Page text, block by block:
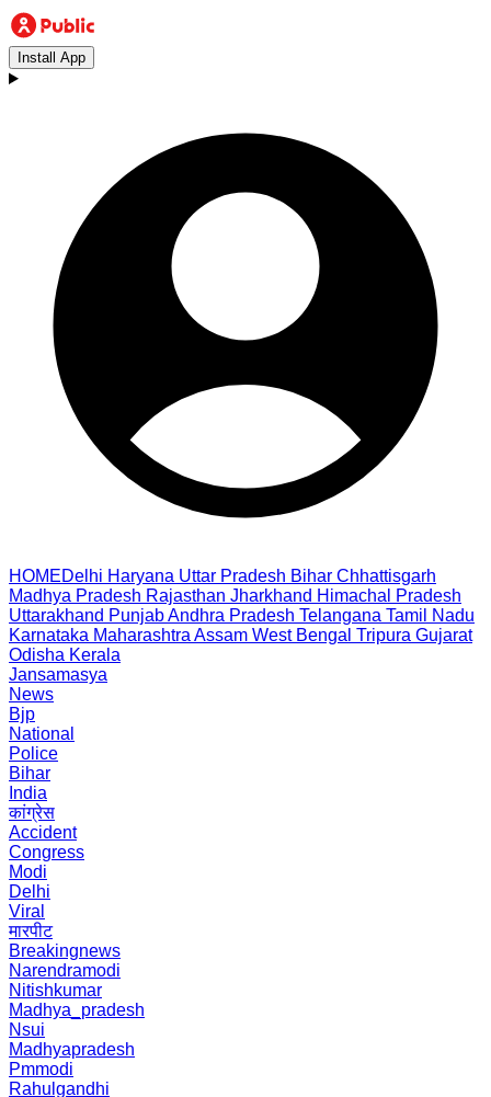
Install App
HOMEDelhi Haryana Uttar Pradesh Bihar Chhattisgarh
Madhya Pradesh Rajasthan Jharkhand Himachal Pradesh
Uttarakhand PunjabAndhra Pradesh Telangana Tamil Nadu
Karnataka Maharashtra Assam West Bengal Tripura Gujarat
Odisha Kerala
Jansamasya
News
Bjp
National
Police
Bihar
India
कांग्रेस
Accident
Congress
Modi
Delhi
Viral
मारपीट
Breakingnews
Narendramodi
Nitishkumar
Madhya_pradesh
Nsui
Madhyapradesh
Pmmodi
Rahulgandhi